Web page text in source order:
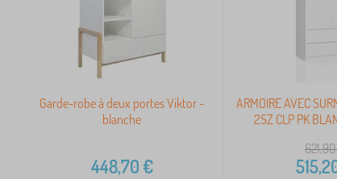
Garde-robe à deux portes Viktor -
blanche
448,70€
ARMOIRE AVEC
2SZ CLP PK
621,90